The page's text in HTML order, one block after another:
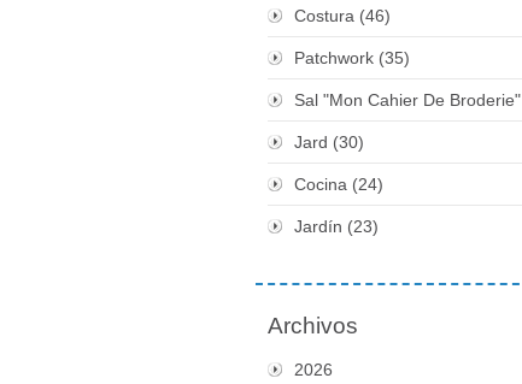
Costura (46)
Patchwork (35)
Sal "mon Cahier De Broderie"
Jard (30)
Cocina (24)
Jardín (23)
Archivos
2026